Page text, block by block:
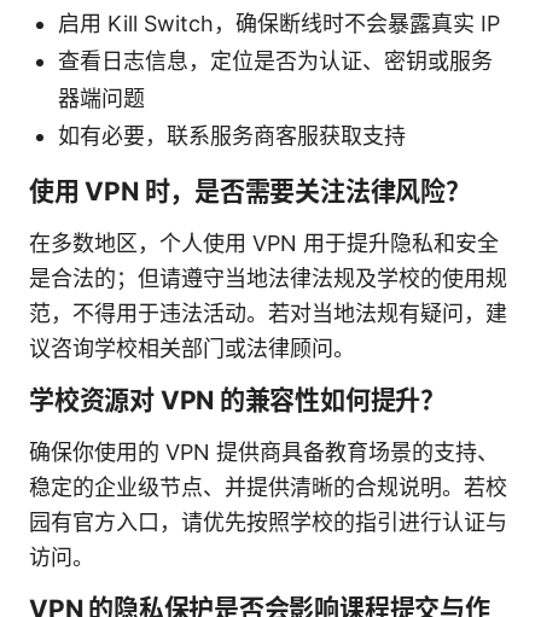
启用 Kill Switch，确保断线时不会暴露真实 IP
查看日志信息，定位是否为认证、密钥或服务
器端问题
如有必要，联系服务商客服获取支持
使用 VPN 时，是否需要关注法律风险？
在多数地区，个人使用 VPN 用于提升隐私和安全
是合法的；但请遵守当地法律法规及学校的使用规
范，不得用于违法活动。若对当地法规有疑问，建
议咨询学校相关部门或法律顾问。
学校资源对 VPN 的兼容性如何提升？
确保你使用的 VPN 提供商具备教育场景的支持、
稳定的企业级节点、并提供清晰的合规说明。若校
园有官方入口，请优先按照学校的指引进行认证与
访问。
VPN 的隐私保护是否会影响课程提交与作